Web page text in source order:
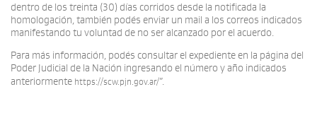
dentro de los treinta (30) días corridos desde la notificada la
homologación, también podés enviar un mail a los correos indicados
manifestando tu voluntad de no ser alcanzado por el acuerdo.
Para más información, podés consultar el expediente en la página del
Poder Judicial de la Nación ingresando el número y año indicados
anteriormente https://scw.pjn.gov.ar/”.